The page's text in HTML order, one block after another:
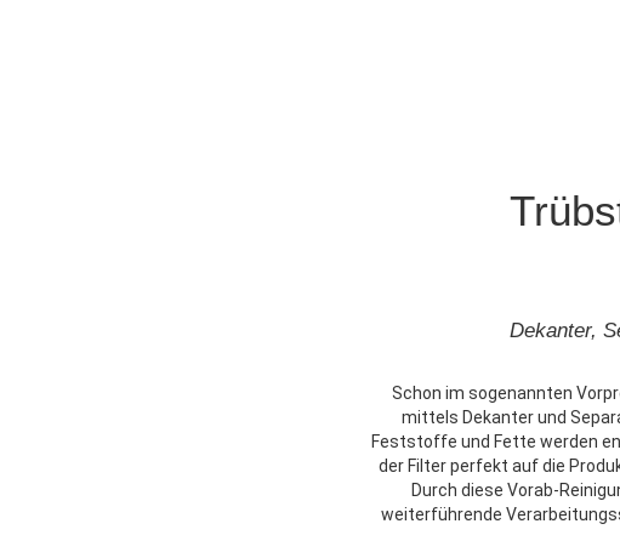
Dekanter,
Schon im sogenannten
mittels Dekanter und
Feststoffe und Fette werden
der Filter perfekt auf die
Durch diese Vorab-
weiterführende